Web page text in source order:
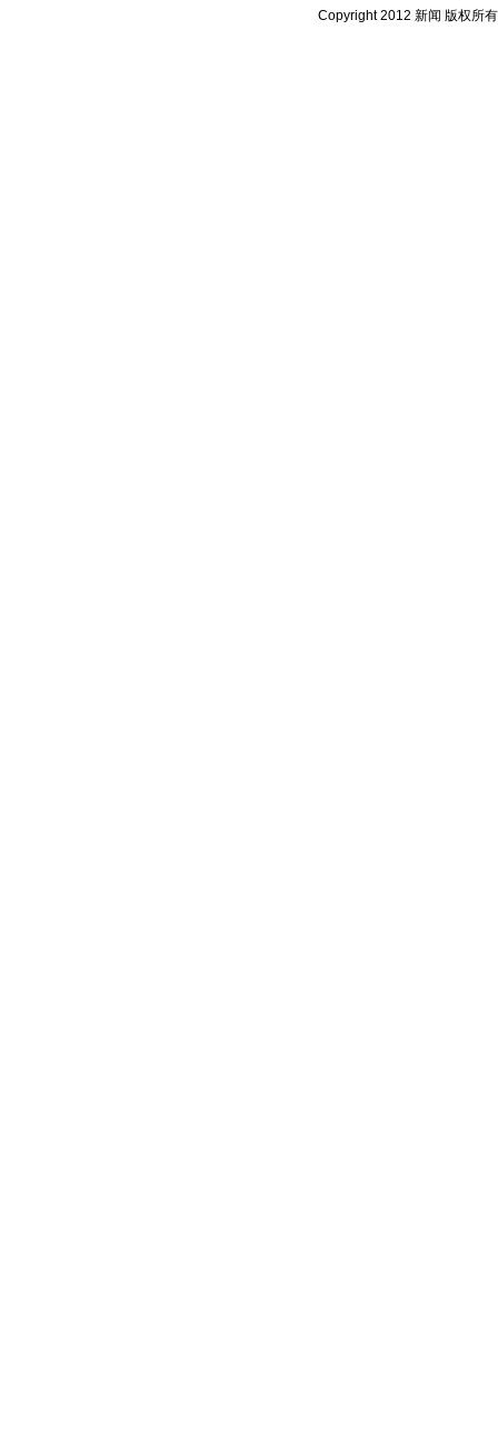
Copyright 2012 新闻 版权所